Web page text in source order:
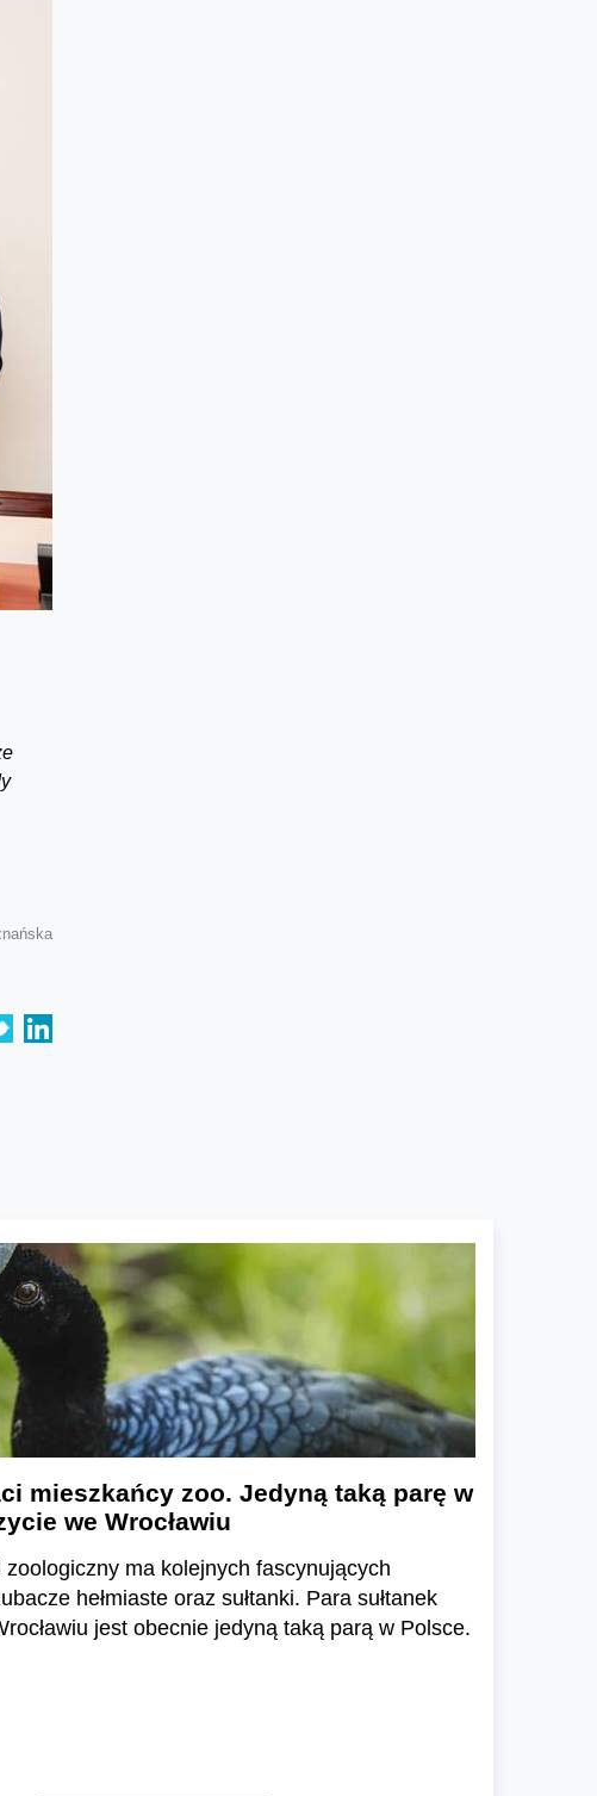
mieszkańcy zoo. Jedyną taką parę w
we Wrocławiu
zoologiczny ma kolejnych fascynujących
hełmiaste oraz sułtanki. Para sułtanek
jest obecnie jedyną taką parą w Polsce.